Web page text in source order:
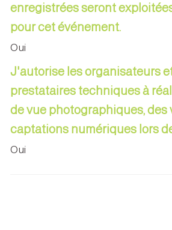
enregistrées seront
pour cet événement.
Oui
J'autorise les organisateurs
prestataires techniques à
de vue photographiques, des
captations numériques lors
Oui